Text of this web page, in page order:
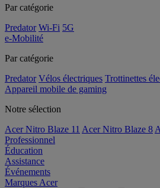
Par catégorie
Predator Wi-Fi 5G
e-Mobilité
Par catégorie
Predator Vélos électriques Trottinettes
Appareil mobile de gaming
Notre sélection
Acer Nitro Blaze 11 Acer Nitro Blaze 8
Professionnel
Éducation
Assistance
Événements
Marques Acer